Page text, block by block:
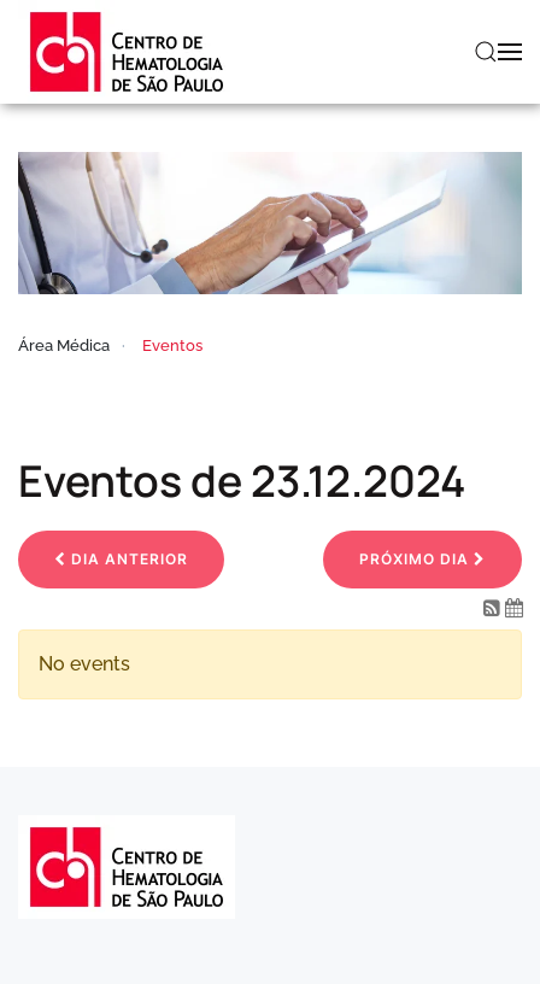
Skip to main content
Área Médica Eventos
Eventos de 23.12.2024
DIA ANTERIOR PRÓXIMO DIA
No events